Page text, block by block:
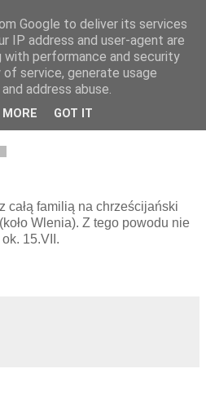
REALNYM
całą familią na chrześcijański
Wlenia). Z tego powodu nie
15.VII.
Google to deliver its services
IP address and user-agent are
with performance and security
service, generate usage
address abuse.
MORE GOT IT